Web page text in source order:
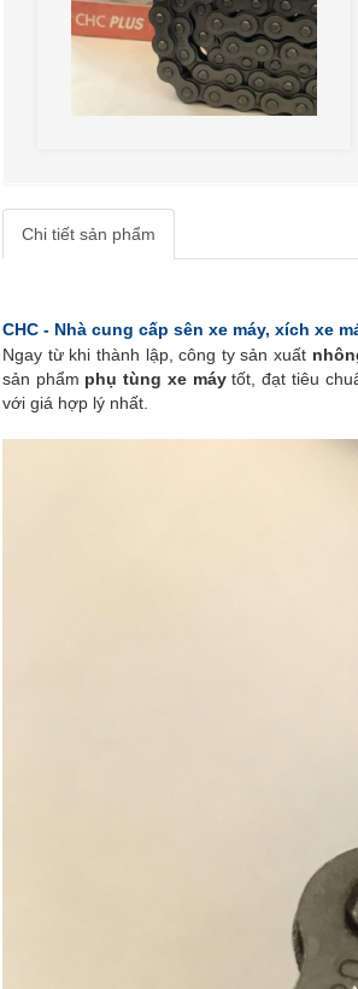
Chi tiết sản phẩm
CHC - Nhà cung cấp sên xe máy, xích xe
Ngay từ khi thành lập, công ty sản xuất
sản phẩm phụ tùng xe máytốt, đạt tiêu
với giá hợp lý nhất.